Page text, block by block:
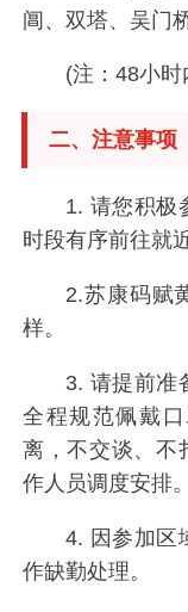
阊、双塔、吴门
(注：48小
二、注意事项
1. 请您积极
时段有序前往就
2.苏康码赋
样。
3. 请提前准
全程规范佩戴
离，不交谈、不
作人员调度安排。
4. 因参加区
作缺勤处理。